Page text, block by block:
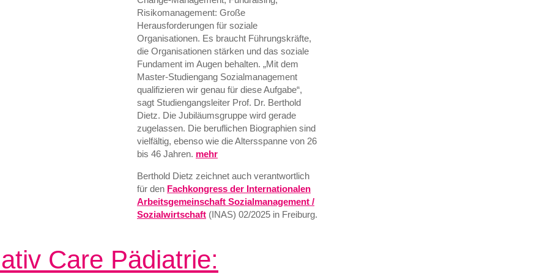
Risikomanagement: Große
Herausforderungen für soziale
Organisationen. Es braucht Führungskräfte,
die Organisationen stärken und das soziale
Fundament im Augen behalten. „Mit dem
Master-Studiengang Sozialmanagement
qualifizieren wir genau für diese Aufgabe“,
sagt Studiengangsleiter Prof. Dr. Berthold
Dietz. Die Jubiläumsgruppe wird gerade
zugelassen. Die beruflichen Biographien sind
vielfältig, ebenso wie die Altersspanne von 26
bis 46 Jahren. mehr
Berthold Dietz zeichnet auch verantwortlich
für den Fachkongress der Internationalen
Arbeitsgemeinschaft Sozialmanagement /
Sozialwirtschaft (INAS) 02/2025 in Freiburg.
Care Pädiatrie: